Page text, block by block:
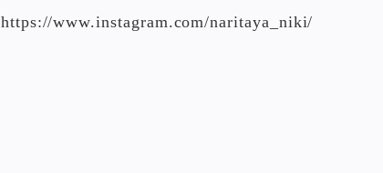
https://www.instagram.com/naritaya_niki/